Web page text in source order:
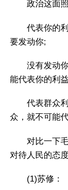
政治这面
代表你的
要发动你;
没有发动
能代表你的利益
代表群众
众，就不可能
对比一下
对待人民的态度
(1)苏修：